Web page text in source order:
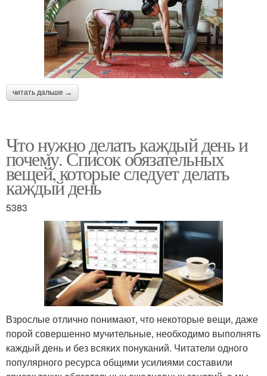
читать дальше →
Что нужно делать каждый день и
почему. Список обязательных
вещей, которые следует делать
каждый день
5383
Взрослые отлично понимают, что некоторые вещи, даже
порой совершенно мучительные, необходимо выполнять
каждый день и без всяких понуканий. Читатели одного
популярного ресурса общими усилиями составили